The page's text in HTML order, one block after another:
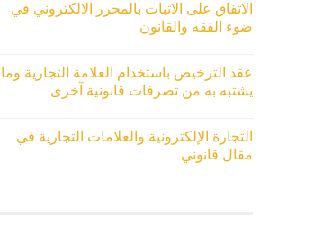
الاتفاق على الاثبات بالمحرر الالكتروني في
ضوء الفقه والقانون
عقد الترخيص باستخدام العلامة التجارية وما
يشتبه به من تصرفات قانونية آخرى
التجارة الإلكترونية والعلامات التجارية في
مقال قانوني